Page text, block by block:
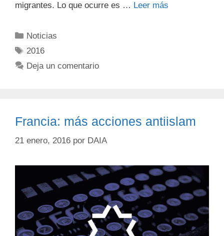
migrantes. Lo que ocurre es … Leer más
Noticias
2016
Deja un comentario
Francia: más acciones antiislam
21 enero, 2016 por DAIA